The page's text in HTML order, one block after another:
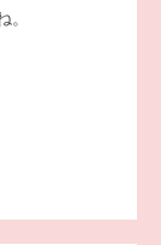
。